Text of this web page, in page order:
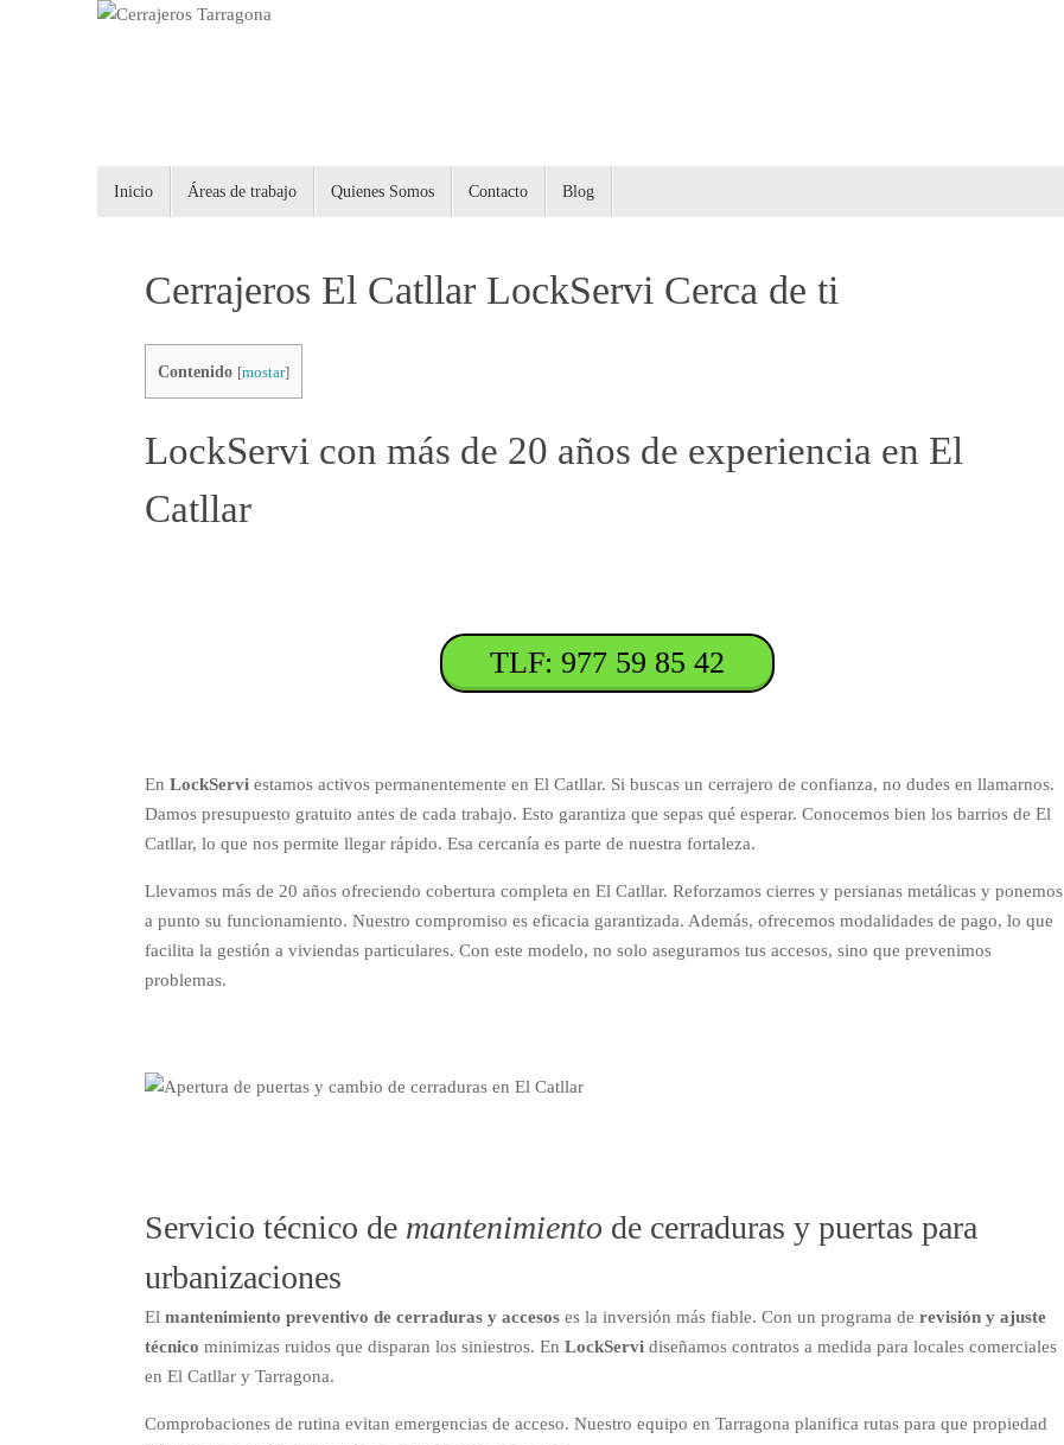
Inicio Áreas de trabajo Quienes Somos Contacto Blog
Cerrajeros El Catllar LockServi Cerca de ti
Contenido [mostar]
LockServi con más de 20 años de experiencia en El
Catllar
TLF: 977 59 85 42
En LockServi estamos activos permanentemente en El Catllar. Si buscas un cerrajero de confianza, no dudes en llamarnos.
Damos presupuesto gratuito antes de cada trabajo. Esto garantiza que sepas qué esperar. Conocemos bien los barrios de El
Catllar, lo que nos permite llegar rápido. Esa cercanía es parte de nuestra fortaleza.
Llevamos más de 20 años ofreciendo cobertura completa en El Catllar. Reforzamos cierres y persianas metálicas y ponemos
a punto su funcionamiento. Nuestro compromiso es eficacia garantizada. Además, ofrecemos modalidades de pago, lo que
facilita la gestión a viviendas particulares. Con este modelo, no solo aseguramos tus accesos, sino que prevenimos
problemas.
Servicio técnico de mantenimiento de cerraduras y puertas para
urbanizaciones
El mantenimiento preventivo de cerraduras y accesos es la inversión más fiable. Con un programa de revisión y ajuste
técnico minimizas ruidos que disparan los siniestros. En LockServi diseñamos contratos a medida para locales comerciales
en El Catllar y Tarragona.
Comprobaciones de rutina evitan emergencias de acceso. Nuestro equipo en Tarragona planifica rutas para que propiedad